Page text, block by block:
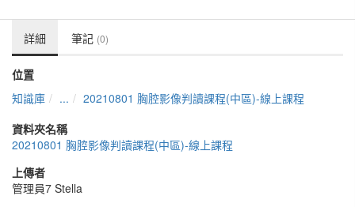
詳細 筆記 (0)
位置
知識庫
...
20210801 胸腔影像判讀課程(中區)-線上課程
資料夾名稱
20210801 胸腔影像判讀課程(中區)-線上課程
上傳者
管理員7 Stella